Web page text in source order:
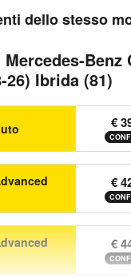
dello stesso
Benz
26) Ibrida (81)
€
€
€